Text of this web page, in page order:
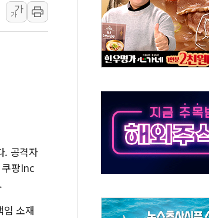
로 단거리 탄도미사일 1발 발사… 올해 10번째·42일 만 도
미 콜롬비아에 새 안보 위기… 반군·마약카르텔이 습득
출, 백린 아닌 무해한 표면 부식 물질"
가
가
. 공격자
쿠팡Inc
임 소재